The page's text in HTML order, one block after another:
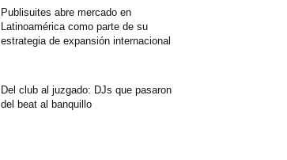
Publisuites abre mercado en
Latinoamérica como parte de su
estrategia de expansión internacional
Del club al juzgado: DJs que pasaron
del beat al banquillo